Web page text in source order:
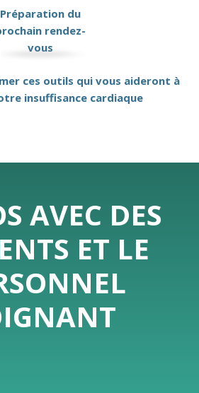
Préparation du
rendez-
vous
ces outils qui vous aideront à
insuffisance cardiaque
AVEC DES
ET LE